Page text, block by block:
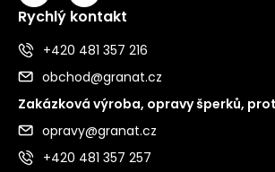
Rychlý kontakt
+420 481 357 216
obchod@granat.cz
Zakázková výroba, opravy šperků,
opravy@granat.cz
+420 481 357 257